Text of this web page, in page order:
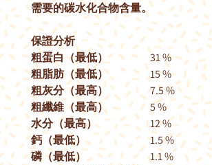
需要的碳水化合物含量。
保證分析
粗蛋白（最低）
31 %
粗脂肪（最低）
15 %
粗灰分（最高）
7.5 %
粗纖維（最高）
5 %
水分（最高）
12 %
鈣（最低）
1.5 %
磷（最低）
1.1 %